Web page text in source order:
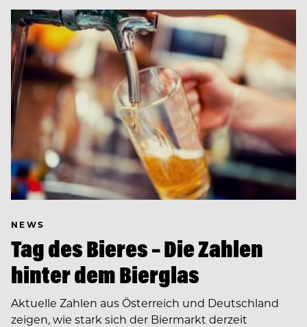
NEWS
Tag des Bieres – Die Zahlen
hinter dem Bierglas
Aktuelle Zahlen aus Österreich und Deutschland
zeigen, wie stark sich der Biermarkt derzeit